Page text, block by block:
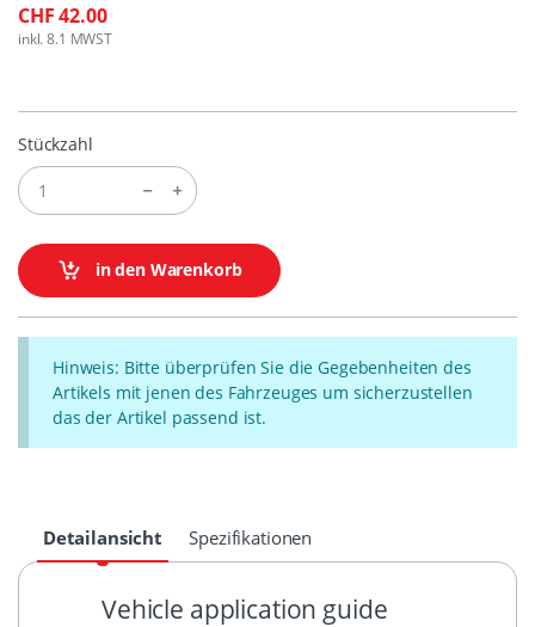
CHF 42.00
inkl. 8.1 MWST
Stückzahl
in den Warenkorb
Hinweis: Bitte überprüfen Sie die Gegebenheiten des
Artikels mit jenen des Fahrzeuges um sicherzustellen
das der Artikel passend ist.
Detailansicht Spezifikationen
Vehicle application guide